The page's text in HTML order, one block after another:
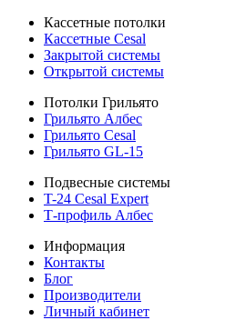
Кассетные потолки
Кассетные Cesal
Закрытой системы
Открытой системы
Потолки Грильято
Грильято Албес
Грильято Cesal
Грильято GL-15
Подвесные системы
T-24 Cesal Expert
Т-профиль Албес
Информация
Контакты
Блог
Производители
Личный кабинет